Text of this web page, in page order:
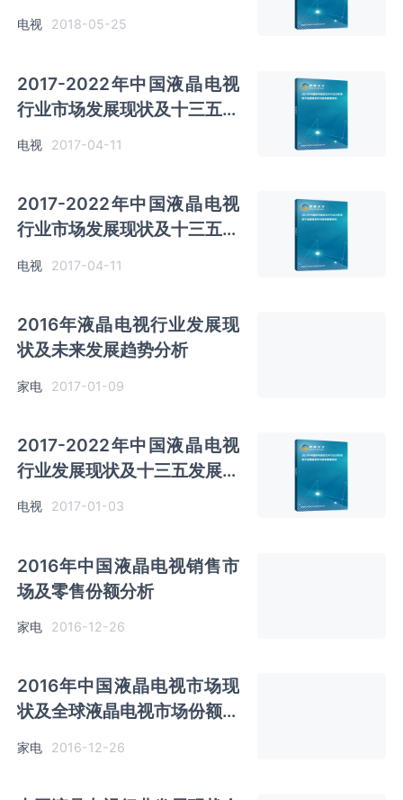
前景预测
电视 2018-05-25
2017-2022年中国液晶电视
行业市场发展现状及十三五盈
利前景预测报告
电视 2017-04-11
2017-2022年中国液晶电视
行业市场发展现状及十三五发
展策略分析报告
电视 2017-04-11
2016年液晶电视行业发展现
状及未来发展趋势分析
家电 2017-01-09
2017-2022年中国液晶电视
行业发展现状及十三五发展趋
势前瞻报告
电视 2017-01-03
2016年中国液晶电视销售市
场及零售份额分析
家电 2016-12-26
2016年中国液晶电视市场现
状及全球液晶电视市场份额分
析
家电 2016-12-26